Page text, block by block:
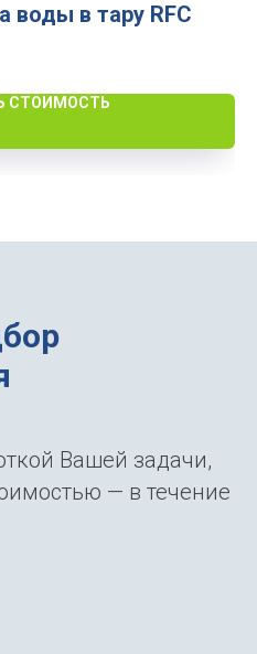
воды в тару RFC
СТОИМОСТЬ
Вашей задачи,
— в течение